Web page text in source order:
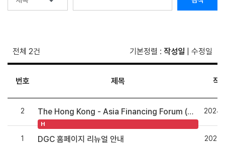
전체 2건 기본정렬 : 작성일 수정일
번호 제목 작
2 The Hong Kong - Asia Financing Forum (HAF) IDP (In-Development Project) 2025 Project Submission
H
1 DGC 홈페이지 리뉴얼 안내